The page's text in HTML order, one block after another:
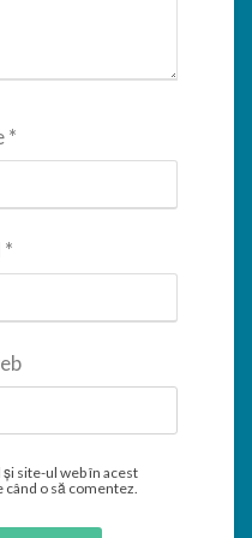
*
*
site-ul web în acest
o să comentez.